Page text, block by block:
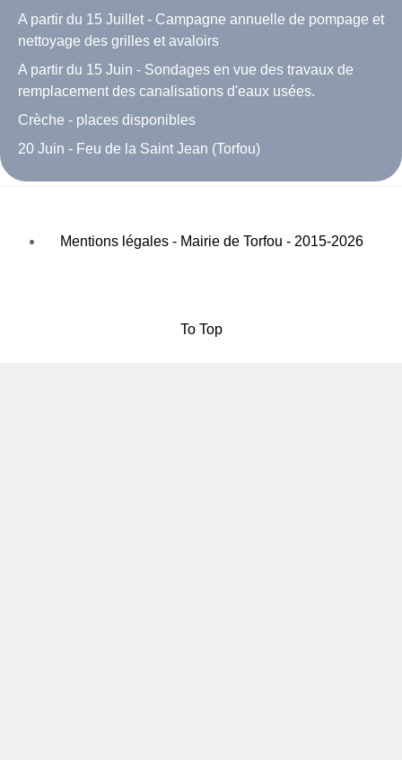
A partir du 15 Juillet - Campagne annuelle de pompage et
nettoyage des grilles et avaloirs
A partir du 15 Juin - Sondages en vue des travaux de
remplacement des canalisations d'eaux usées.
Crèche - places disponibles
20 Juin - Feu de la Saint Jean (Torfou)
Mentions légales - Mairie de Torfou - 2015-2026
To Top